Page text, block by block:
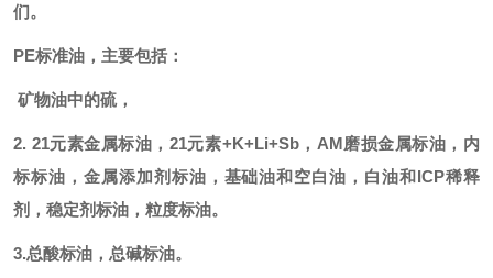
们。
PE标准油，主要包括：
矿物油中的硫，
2. 21元素金属标油，21元素+K+Li+Sb，AM磨损金属标油，内
标标油，金属添加剂标油，基础油和空白油，白油和ICP稀释
剂，稳定剂标油，粒度标油。
3.总酸标油，总碱标油。